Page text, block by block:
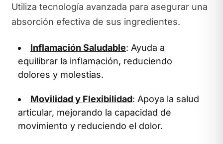
Utiliza tecnología avanzada para asegurar una
absorción efectiva de sus ingredientes.
Inflamación Saludable: Ayuda a
equilibrar la inflamación, reduciendo
dolores y molestias.
Movilidad y Flexibilidad: Apoya la salud
articular, mejorando la capacidad de
movimiento y reduciendo el dolor.